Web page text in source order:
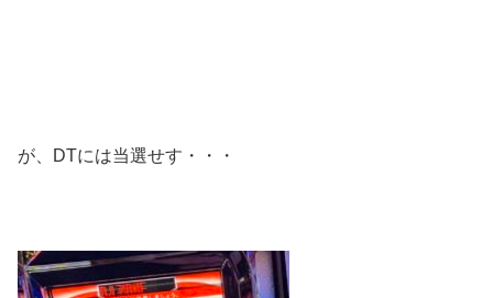
が、DTには当選せす・・・